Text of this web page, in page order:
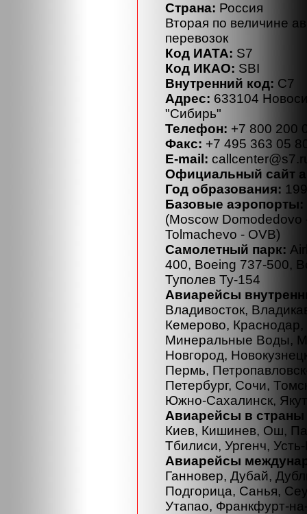
Страна: Россия
Вторая по величине
перевозок
Код ИАТА: S7
Код ИКАО: SBI
Внутренний код: С7
Адрес: 633104
"Сибирь"
Телефон: +7 800 200
Факс: +7 495 363 05
E-mail:
Официальный cайт
Год образования:
Базовые аэропорты:
(Moscow
Tolmachevo - OVB)
Самолетный парк:
400, Boeing 737-500,
Туполев Ту-154
Авиарейсы
Владивосток,
Кемерово, Краснодар,
Минеральные Воды,
Новгород,
Пермь,
Петербург, Сочи,
Южно-Сахалинск,
Авиарейсы в
Киев, Кишинев, Ош,
Тбилиси, Ургенч,
Авиарейсы
Ганновер, Дубай,
Подгорица, Санья,
Утапао, Франкфурт-